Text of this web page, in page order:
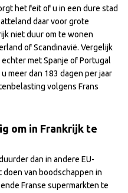
het feit of u in een dure stad
daar voor grote
niet duur om te wonen
of Scandinavië. Vergelijk
met Spanje of Portugal
meer dan 183 dagen per jaar
volgens Frans
om in Frankrijk te
dan in andere EU-
doen van boodschappen in
Franse supermarkten te